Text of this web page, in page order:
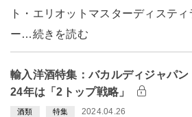
ト・エリオットマスターディスティ
ー…続きを読む
輸入洋酒特集：バカルディジャパ
24年は「2トップ戦略」
酒類 特集 2024.04.26